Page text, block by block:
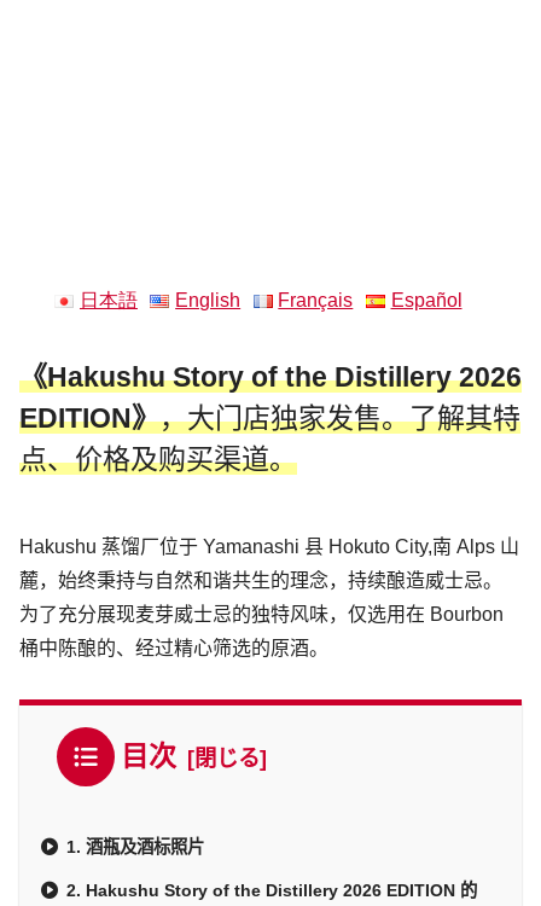
日本語 English Français Español
《Hakushu Story of the Distillery 2026
EDITION》，大门店独家发售。了解其特
点、价格及购买渠道。
Hakushu 蒸馏厂位于 Yamanashi 县 Hokuto City,南 Alps 山
麓，始终秉持与自然和谐共生的理念，持续酿造威士忌。
为了充分展现麦芽威士忌的独特风味，仅选用在 Bourbon
桶中陈酿的、经过精心筛选的原酒。
目次
1. 酒瓶及酒标照片
2. Hakushu Story of the Distillery 2026 EDITION 的